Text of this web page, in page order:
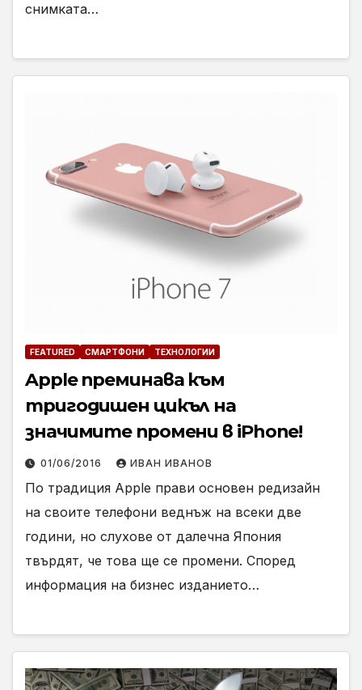
снимката…
FEATURED СМАРТФОНИ ТЕХНОЛОГИИ
Apple преминава към
тригодишен цикъл на
значимите промени в iPhone!
01/06/2016 ИВАН ИВАНОВ
По традиция Apple прави основен редизайн
на своите телефони веднъж на всеки две
години, но слухове от далечна Япония
твърдят, че това ще се промени. Според
информация на бизнес изданието…